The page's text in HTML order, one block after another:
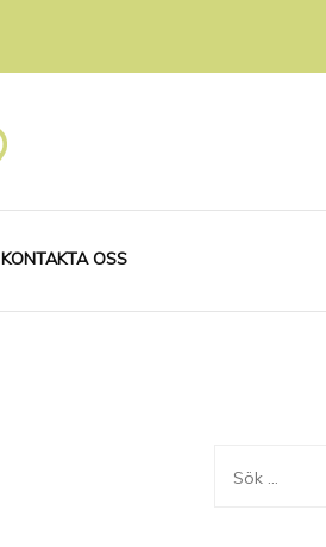
KONTAKTA OSS
Sök